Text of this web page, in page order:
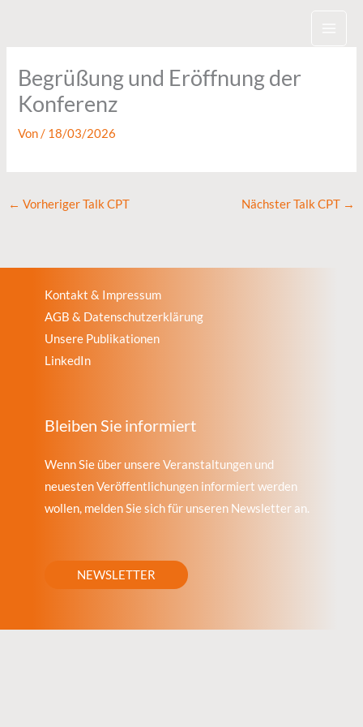
Begrüßung und Eröffnung der
Konferenz
Von/ 18/03/2026
← Vorheriger Talk CPT Nächster Talk CPT →
Kontakt & Impressum
AGB & Datenschutzerklärung
Unsere Publikationen
LinkedIn
Bleiben Sie informiert
Wenn Sie über unsere Veranstaltungen und
neuesten Veröffentlichungen informiert werden
wollen, melden Sie sich für unseren Newsletter an.
NEWSLETTER